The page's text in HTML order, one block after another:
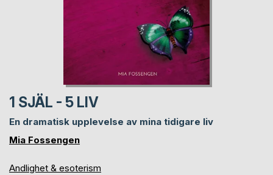
1 SJÄL - 5 LIV
En dramatisk upplevelse av mina tidigare liv
Mia Fossengen
Andlighet & esoterism